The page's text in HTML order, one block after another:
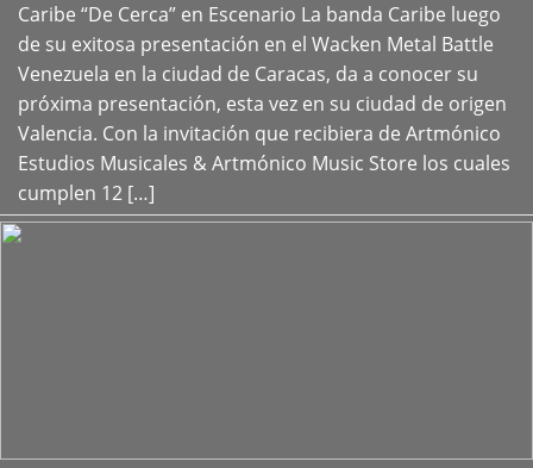
Caribe “De Cerca” en Escenario La banda Caribe luego
de su exitosa presentación en el Wacken Metal Battle
Venezuela en la ciudad de Caracas, da a conocer su
próxima presentación, esta vez en su ciudad de origen
Valencia. Con la invitación que recibiera de Artmónico
Estudios Musicales & Artmónico Music Store los cuales
cumplen 12 […]
+